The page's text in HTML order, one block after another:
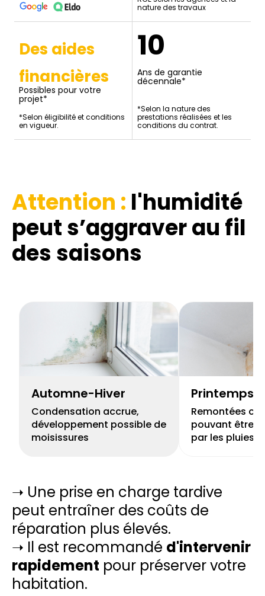
nature des travaux
Des aides
financières
Possibles pour votre
projet*
*Selon éligibilité et conditions
en vigueur.
10
Ans de garantie
décennale*
*Selon la nature des
prestations réalisées et les
conditions du contrat.
Attention : l'humidité
peut s’aggraver au fil
des saisons
Automne-Hiver
Condensation accrue,
développement possible de
moisissures
Printemps
Remontées
pouvant être
par les pluies
➝ Une prise en charge tardive
peut entraîner des coûts de
réparation plus élevés.
➝ Il est recommandé d'intervenir
rapidement pour préserver votre
habitation.